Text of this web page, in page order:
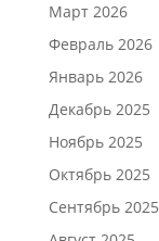
Март 2026
Февраль 2026
Январь 2026
Декабрь 2025
Ноябрь 2025
Октябрь 2025
Сентябрь 2025